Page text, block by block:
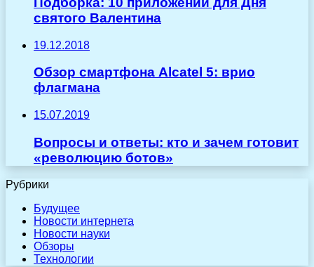
святого Валентина
19.12.2018
Обзор смартфона Alcatel 5: врио
флагмана
15.07.2019
Вопросы и ответы: кто и зачем готовит
«революцию ботов»
Рубрики
Будущее
Новости интернета
Новости науки
Обзоры
Технологии